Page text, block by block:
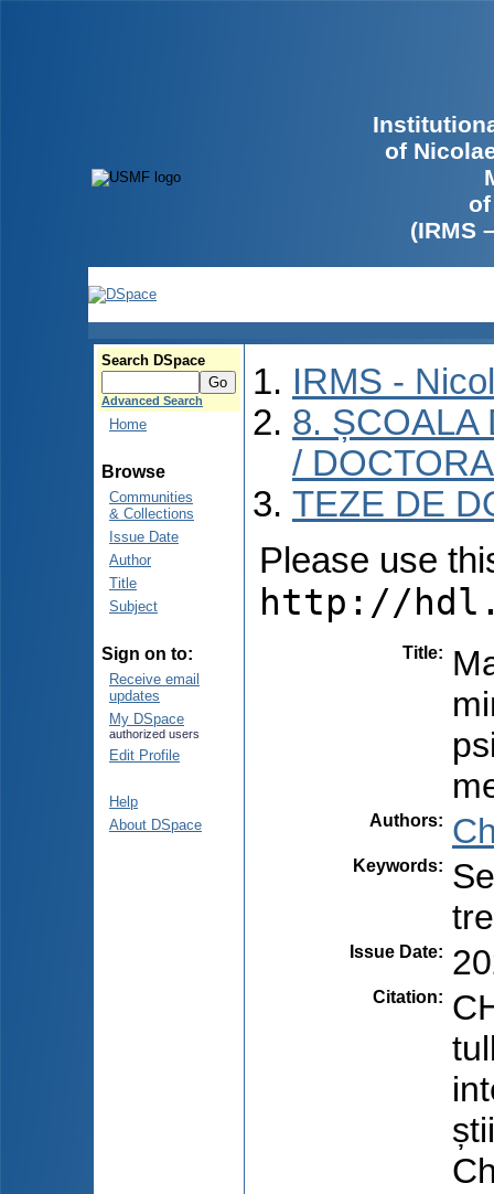
of
(IRMS
Search DSpace
Advanced Search
Home
Browse
Communities
& Collections
Issue Date
Author
Title
Subject
Sign on to:
Receive email
updates
My DSpace
authorized users
Edit Profile
Help
About DSpace
IRMS -
8. ȘCOALA
/
TEZE DE
Please use
http://
Title:
Authors:
Keywords:
Issue Date:
Citation: